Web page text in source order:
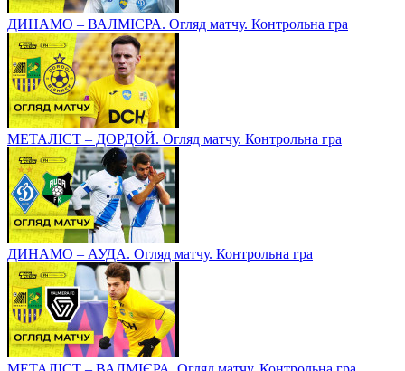
ДИНАМО – ВАЛМІЄРА. Огляд матчу. Контрольна гра
МЕТАЛІСТ – ДОРДОЙ. Огляд матчу. Контрольна гра
ДИНАМО – АУДА. Огляд матчу. Контрольна гра